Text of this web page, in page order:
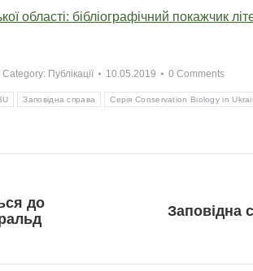
області: бібліографічний покажчик
Category: Публікації 10.05.2019 0 Comments
Заповідна справа Серія Conservation Biology in
до
Заповідна